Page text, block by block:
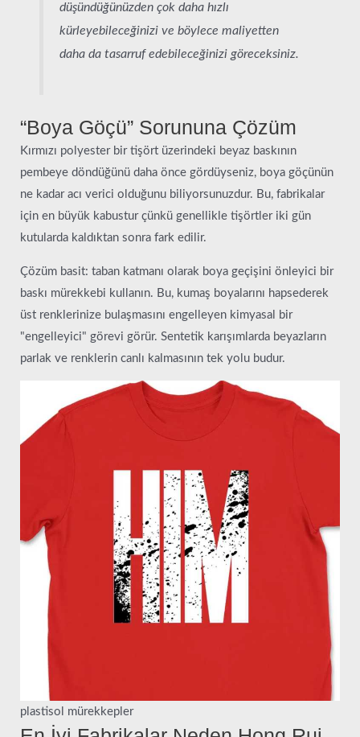
düşündüğünüzden çok daha hızlı
kürleyebileceğinizi ve böylece maliyetten
daha da tasarruf edebileceğinizi göreceksiniz.
“Boya Göçü” Sorununa Çözüm
Kırmızı polyester bir tişört üzerindeki beyaz baskının
pembeye döndüğünü daha önce gördüyseniz, boya göçünün
ne kadar acı verici olduğunu biliyorsunuzdur. Bu, fabrikalar
için en büyük kabustur çünkü genellikle tişörtler iki gün
kutularda kaldıktan sonra fark edilir.
Çözüm basit: taban katmanı olarak boya geçişini önleyici bir
baskı mürekkebi kullanın. Bu, kumaş boyalarını hapsederek
üst renklerinize bulaşmasını engelleyen kimyasal bir
"engelleyici" görevi görür. Sentetik karışımlarda beyazların
parlak ve renklerin canlı kalmasının tek yolu budur.
plastisol mürekkepler